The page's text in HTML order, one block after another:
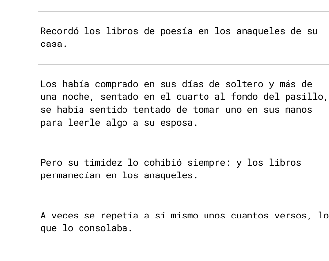
Recordó los libros de poesía en los anaqueles de su
casa.
Los había comprado en sus días de soltero y más de
una noche, sentado en el cuarto al fondo del pasillo,
se había sentido tentado de tomar uno en sus manos
para leerle algo a su esposa.
Pero su timidez lo cohibió siempre: y los libros
permanecían en los anaqueles.
A veces se repetía a sí mismo unos cuantos versos, lo
que lo consolaba.